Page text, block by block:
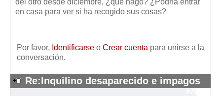
en casa para ver si ha recogido sus cosas?
Por favor, Identificarse o Crear cuenta para unirse a la
conversación.
Re:Inquilino desaparecido e impagos
#7912